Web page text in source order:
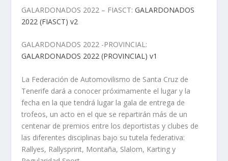
GALARDONADOS 2022 – FIASCT:GALARDONADOS
2022 (FIASCT) v2
GALARDONADOS 2022 -PROVINCIAL:
GALARDONADOS 2022 (PROVINCIAL) v1
La Federación de Automovilismo de Santa Cruz de
Tenerife dará a conocer próximamente el lugar y la
fecha en la que tendrá lugar la gala de entrega de
trofeos, un acto en el que se repartirán más de un
centenar de premios entre los deportistas y clubes de
las diferentes disciplinas bajo su tutela federativa:
Rallyes, Rallysprint, Montaña, Slalom, Karting y